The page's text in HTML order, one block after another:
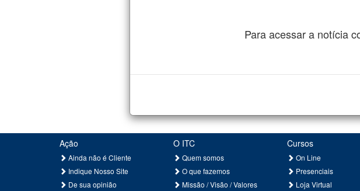
Para acessar a notícia
Ação
Ainda não é Cliente
Indique Nosso Site
De sua opinião
O ITC
Quem somos
O que fazemos
Missão / Visão / Valores
Cursos
On Line
Presenciais
Loja Virtual